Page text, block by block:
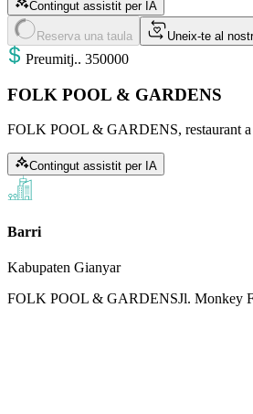
Contingut assistit per IA
Reserva una taula Uneix-te al
Preumitj.. 350000
FOLK POOL & GARDENS
FOLK POOL & GARDENS, restaurant a
Contingut assistit per IA
Barri
Kabupaten Gianyar
FOLK POOL & GARDENSJl. Monkey